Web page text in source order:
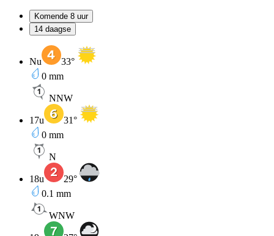
Komende 8 uur
14 daagse
Nu 33°
0 mm
NNW
17u 31°
0 mm
N
18u 29°
0.1 mm
WNW